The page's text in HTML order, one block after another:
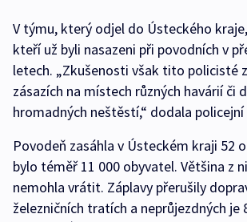
V týmu, který odjel do Ústeckého
kteří už byli nasazeni při povodních v
letech. „Zkušenosti však tito policisté
zásazích na místech různých havárií či
hromadných neštěstí,“ dodala policejní
Povodeň zasáhla v Ústeckém kraji 52
bylo téměř 11 000 obyvatel. Většina z
nemohla vrátit. Záplavy přerušily
železničních tratích a neprůjezdných je